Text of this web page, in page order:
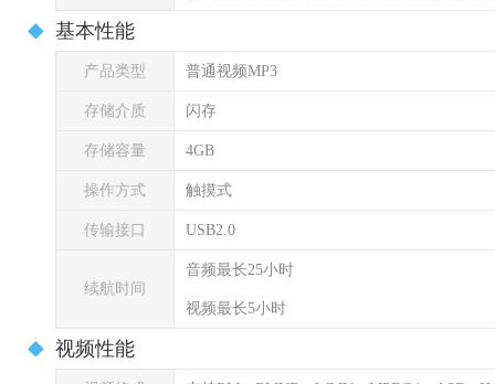
基本性能
产品类型 普通视频MP3
存储介质 闪存
存储容量 4GB
操作方式 触摸式
传输接口 USB2.0
续航时间
音频最长25小时
视频最长5小时
视频性能